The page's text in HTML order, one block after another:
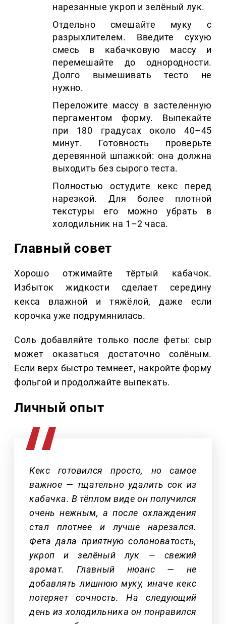
нарезанные укроп и зелёный лук.
Отдельно смешайте муку с
разрыхлителем. Введите сухую
смесь в кабачковую массу и
перемешайте до однородности.
Долго вымешивать тесто не
нужно.
Переложите массу в застеленную
пергаментом форму. Выпекайте
при 180 градусах около 40–45
минут. Готовность проверьте
деревянной шпажкой: она должна
выходить без сырого теста.
Полностью остудите кекс перед
нарезкой. Для более плотной
текстуры его можно убрать в
холодильник на 1–2 часа.
Главный совет
Хорошо отжимайте тёртый кабачок.
Избыток жидкости сделает середину
кекса влажной и тяжёлой, даже если
корочка уже подрумянилась.
Соль добавляйте только после феты: сыр
может оказаться достаточно солёным.
Если верх быстро темнеет, накройте форму
фольгой и продолжайте выпекать.
Личный опыт
Кекс готовился просто, но самое
важное — тщательно удалить сок из
кабачка. В тёплом виде он получился
очень нежным, а после охлаждения
стал плотнее и лучше нарезался.
Фета дала приятную солоноватость,
укроп и зелёный лук — свежий
аромат. Главный нюанс — не
добавлять лишнюю муку, иначе кекс
потеряет сочность. На следующий
день из холодильника он понравился